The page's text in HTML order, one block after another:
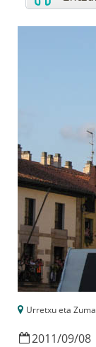
Urretxu eta
2011/09/08